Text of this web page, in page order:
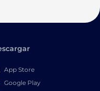
App Store
Google Play